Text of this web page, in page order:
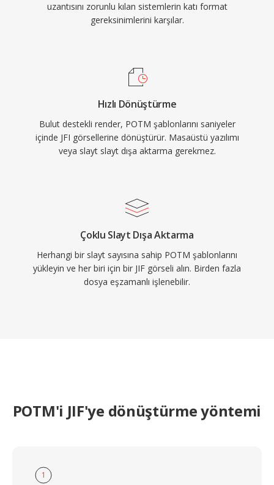
uzantısını zorunlu kılan sistemlerin katı format
gereksinimlerini karşılar.
Hızlı Dönüştürme
Bulut destekli render, POTM şablonlarını saniyeler
içinde JFI görsellerine dönüştürür. Masaüstü yazılımı
veya slayt slayt dışa aktarma gerekmez.
Çoklu Slayt Dışa Aktarma
Herhangi bir slayt sayısına sahip POTM şablonlarını
yükleyin ve her biri için bir JIF görseli alın. Birden fazla
dosya eşzamanlı işlenebilir.
POTM'i JIF'ye dönüştürme yöntemi
1